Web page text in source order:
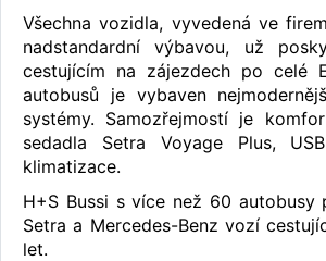
Všechna vozidla, vyvedená ve
nadstandardní výbavou, už
cestujícím na zájezdech po celé
autobusů je vybaven
systémy. Samozřejmostí je
sedadla Setra Voyage Plus,
klimatizace.
H+S Bussi s více než 60 autobusy
Setra a Mercedes-Benz vozí
let.